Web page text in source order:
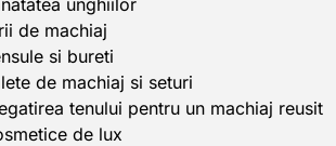
unghiilor
de machiaj
si bureti
de machiaj si seturi
tenului pentru un machiaj reusit
de lux